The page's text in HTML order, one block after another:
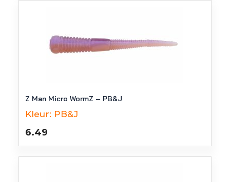
Z Man Micro WormZ – PB&J
Kleur: PB&J
6.49